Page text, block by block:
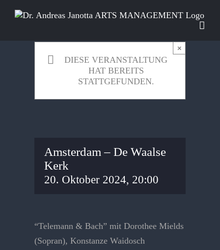
Inhalt
DIESE VERANSTALTUNG
HAT BEREITS
STATTGEFUNDEN.
×
Amsterdam – De Waalse
Kerk
20. Oktober 2024, 20:00
“Telemann & Bach” mit Dorothee Mields
(Sopran), Konstanze Waidosch